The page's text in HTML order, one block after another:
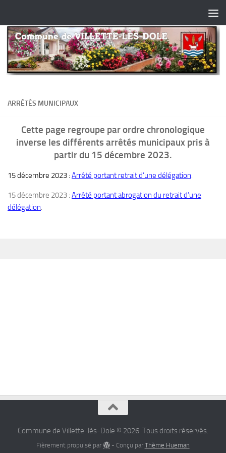
ARRÊTÉS MUNICIPAUX
Cette page regroupe par ordre chronologique
inverse les différents arrêtés municipaux pris à
partir du 15 décembre 2023.
15 décembre 2023 : Arrêté portant retrait d’une délégation.
15 décembre 2023 : Arrêté portant abrogation du retrait d’une
délégation.
Commune de Villette-lès-Dole © 2026. Tous droits réservés.
Fièrement propulsé par - Conçu par Thème Hueman